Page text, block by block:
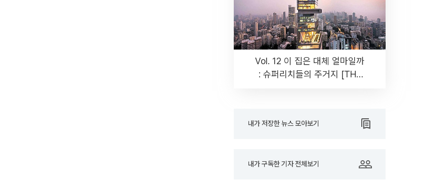
Vol. 12 이 집은 대체 얼마일까
: 슈퍼리치들의 주거지 [THE
내가 저장한 뉴스 모아보기
내가 구독한 기자 전체보기